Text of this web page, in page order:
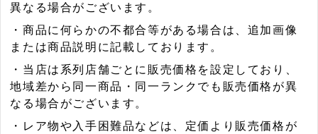
異なる場合がございます。
・商品に何らかの不都合等がある場合は、追加画像
または商品説明に記載しております。
・当店は系列店舗ごとに販売価格を設定しており、
地域差から同一商品・同一ランクでも販売価格が異
なる場合がございます。
・レア物や入手困難品などは、定価より販売価格が